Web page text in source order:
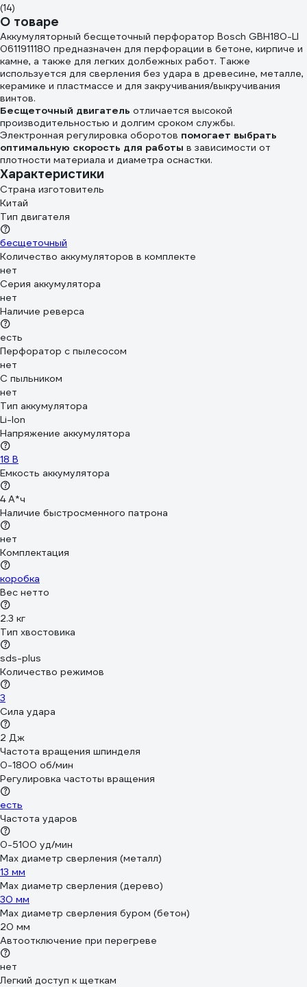
(14)
О товаре
Аккумуляторный бесщеточный перфоратор Bosch GBH180-LI
0611911180 предназначен для перфорации в бетоне, кирпиче и
камне, а также для легких долбежных работ. Также
используется для сверления без удара в древесине, металле,
керамике и пластмассе и для закручивания/выкручивания
винтов.
Бесщеточный двигатель отличается высокой
производительностью и долгим сроком службы.
Электронная регулировка оборотов помогает выбрать
оптимальную скорость для работы в зависимости от
плотности материала и диаметра оснастки.
Характеристики
Страна изготовитель
Китай
Тип двигателя
бесщеточный
Количество аккумуляторов в комплекте
нет
Серия аккумулятора
нет
Наличие реверса
есть
Перфоратор с пылесосом
нет
С пыльником
нет
Тип аккумулятора
Li-Ion
Напряжение аккумулятора
18 В
Емкость аккумулятора
4 А*ч
Наличие быстросменного патрона
нет
Комплектация
коробка
Вес нетто
2.3 кг
Тип хвостовика
sds-plus
Количество режимов
3
Сила удара
2 Дж
Частота вращения шпинделя
0-1800 об/мин
Регулировка частоты вращения
есть
Частота ударов
0-5100 уд/мин
Max диаметр сверления (металл)
13 мм
Мах диаметр сверления (дерево)
30 мм
Max диаметр сверления буром (бетон)
20 мм
Автоотключение при перегреве
нет
Легкий доступ к щеткам